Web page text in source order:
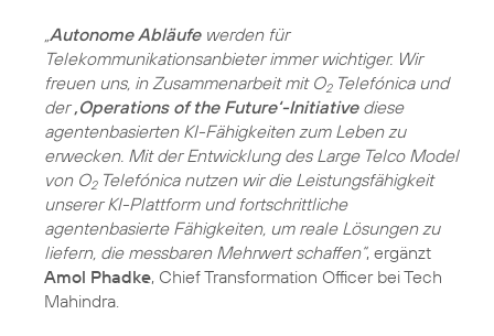
Autonome Abläufewerden für
Telekommunikationsanbieter immer wichtiger. Wir
freuen uns, in Zusammenarbeit mit O2Telefónica und
der‚Operations of the Future‘-Initiativediese
agentenbasierten KI-Fähigkeiten zum Leben zu
erwecken. Mit der Entwicklung des Large Telco Model
von O2Telefónica nutzen wir die Leistungsfähigkeit
unserer KI-Plattform und fortschrittliche
agentenbasierte Fähigkeiten, um reale Lösungen zu
liefern, die messbaren Mehrwert schaffen“, ergänzt
Amol Phadke, Chief Transformation Officer bei Tech
Mahindra.